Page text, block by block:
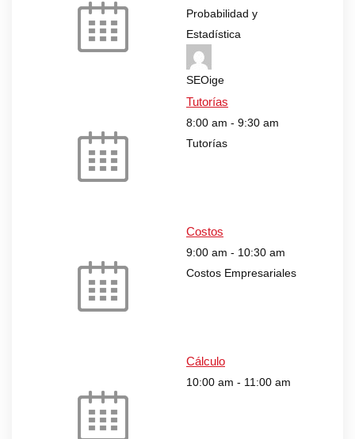
Probabilidad y
Estadística
SEOige
Tutorías
8:00 am - 9:30 am
Tutorías
Costos
9:00 am - 10:30 am
Costos Empresariales
Cálculo
10:00 am - 11:00 am